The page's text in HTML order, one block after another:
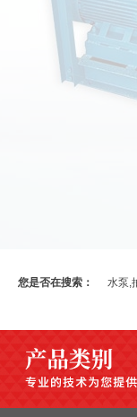
您是否在搜索： 水泵,